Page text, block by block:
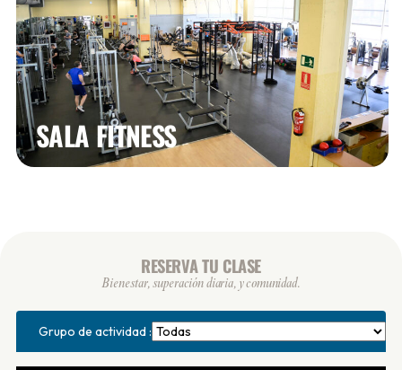
SALA FITNESS
RESERVA TU CLASE
Bienestar, superación diaria, y comunidad.
Grupo de actividad :